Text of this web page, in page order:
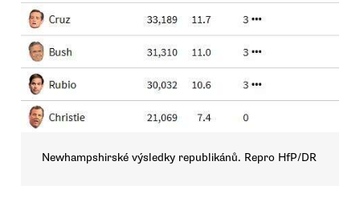
Newhampshirské výsledky republikánů. Repro HfP/DR